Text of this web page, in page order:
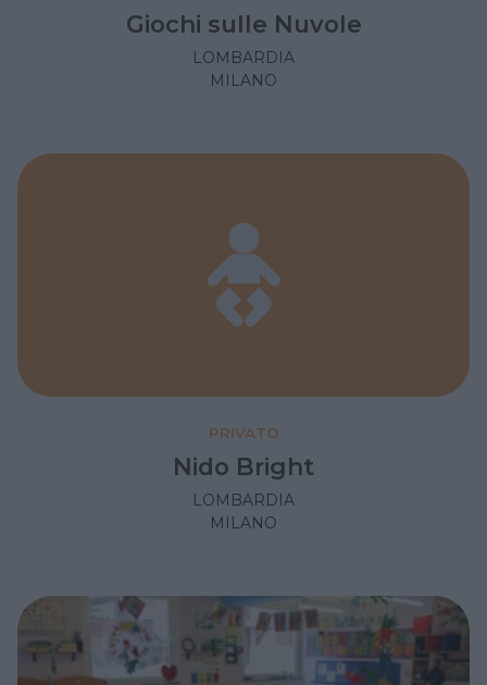
Giochi sulle Nuvole
LOMBARDIA
MILANO
PRIVATO
Nido Bright
LOMBARDIA
MILANO